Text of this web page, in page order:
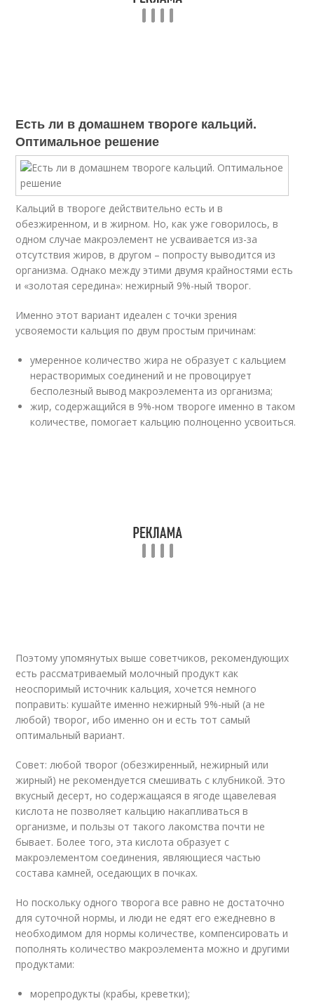
Есть ли в домашнем твороге кальций.
Оптимальное решение
Кальций в твороге действительно есть и в
обезжиренном, и в жирном. Но, как уже говорилось, в
одном случае макроэлемент не усваивается из-за
отсутствия жиров, в другом – попросту выводится из
организма. Однако между этими двумя крайностями есть
и «золотая середина»: нежирный 9%-ный творог.
Именно этот вариант идеален с точки зрения
усвояемости кальция по двум простым причинам:
умеренное количество жира не образует с кальцием
нерастворимых соединений и не провоцирует
бесполезный вывод макроэлемента из организма;
жир, содержащийся в 9%-ном твороге именно в таком
количестве, помогает кальцию полноценно усвоиться.
Поэтому упомянутых выше советчиков, рекомендующих
есть рассматриваемый молочный продукт как
неоспоримый источник кальция, хочется немного
поправить: кушайте именно нежирный 9%-ный (а не
любой) творог, ибо именно он и есть тот самый
оптимальный вариант.
Совет: любой творог (обезжиренный, нежирный или
жирный) не рекомендуется смешивать с клубникой. Это
вкусный десерт, но содержащаяся в ягоде щавелевая
кислота не позволяет кальцию накапливаться в
организме, и пользы от такого лакомства почти не
бывает. Более того, эта кислота образует с
макроэлементом соединения, являющиеся частью
состава камней, оседающих в почках.
Но поскольку одного творога все равно не достаточно
для суточной нормы, и люди не едят его ежедневно в
необходимом для нормы количестве, компенсировать и
пополнять количество макроэлемента можно и другими
продуктами:
морепродукты (крабы, креветки);